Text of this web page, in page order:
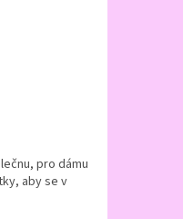
pro dámu
aby se v